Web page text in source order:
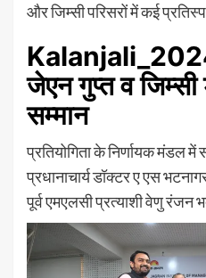
और जिम्सी परिसरों में कई
जेएन गुप्त व
सम्मान
प्रतियोगिता के निर्णायक मंडल में
प्रधानाचार्य डॉक्टर ए एस
पूर्व एमएलसी प्रत्याशी वेणु रंजन